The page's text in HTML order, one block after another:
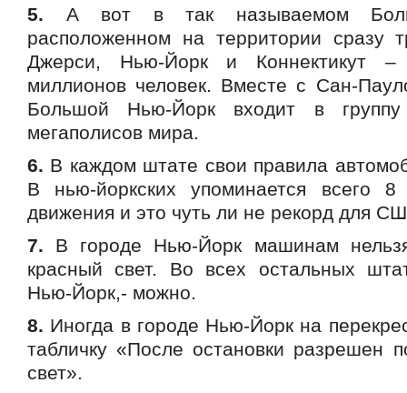
5. А вот в так называемом
расположенном на территории сразу
Джерси, Нью-Йорк и Коннектикут
миллионов человек. Вместе с Сан-
Большой Нью-Йорк входит в
мегаполисов мира.
6. В каждом штате свои правила
В нью-йоркских упоминается всего 8
движения и это чуть ли не рекорд для
7. В городе Нью-Йорк машинам
красный свет. Во всех остальных
Нью-Йорк,- можно.
8. Иногда в городе Нью-Йорк на
табличку «После остановки разрешен
свет».